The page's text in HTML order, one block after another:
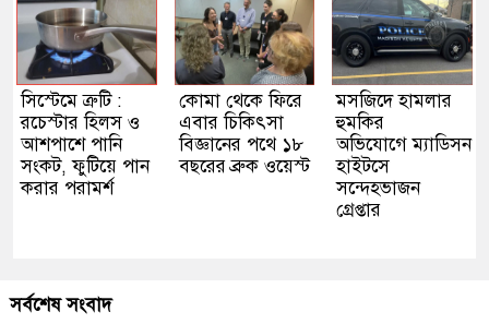
সিস্টেমে ত্রুটি :
রচেস্টার হিলস ও
আশপাশে পানি
সংকট, ফুটিয়ে পান
করার পরামর্শ
কোমা থেকে ফিরে
এবার চিকিৎসা
বিজ্ঞানের পথে ১৮
বছরের ব্রুক ওয়েস্ট
মসজিদে হামলার
হুমকির
অভিযোগে ম্যাডিসন
হাইটসে
সন্দেহভাজন
গ্রেপ্তার
সর্বশেষ সংবাদ